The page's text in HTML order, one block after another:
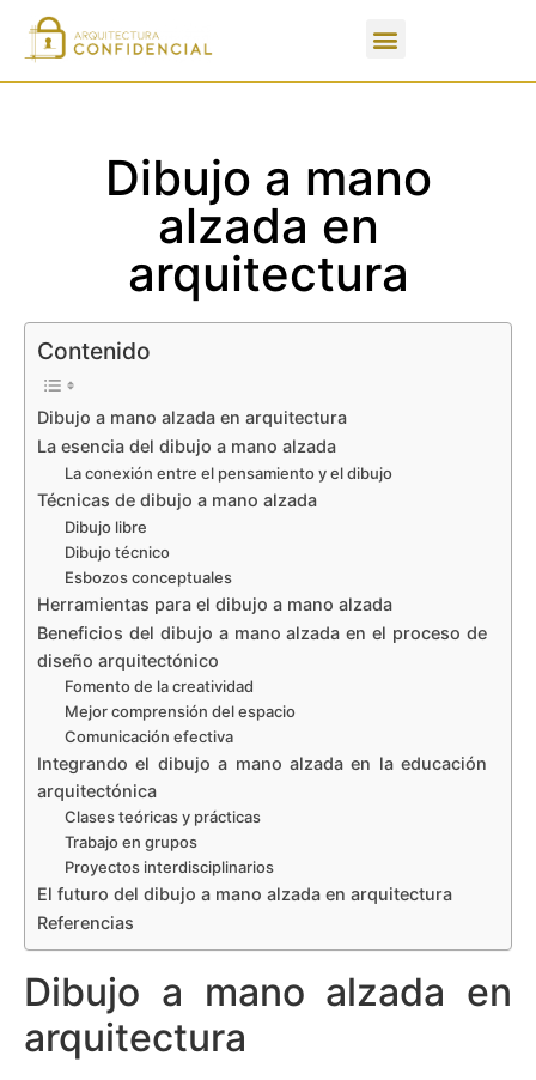
Dibujo a mano
alzada en
arquitectura
Contenido
Dibujo a mano alzada en arquitectura
La esencia del dibujo a mano alzada
La conexión entre el pensamiento y el dibujo
Técnicas de dibujo a mano alzada
Dibujo libre
Dibujo técnico
Esbozos conceptuales
Herramientas para el dibujo a mano alzada
Beneficios del dibujo a mano alzada en el proceso de
diseño arquitectónico
Fomento de la creatividad
Mejor comprensión del espacio
Comunicación efectiva
Integrando el dibujo a mano alzada en la educación
arquitectónica
Clases teóricas y prácticas
Trabajo en grupos
Proyectos interdisciplinarios
El futuro del dibujo a mano alzada en arquitectura
Referencias
Dibujo a mano alzada en
arquitectura